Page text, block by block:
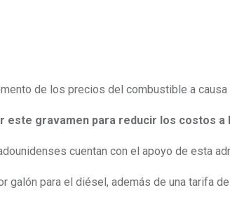
de los precios del combustible a causa
este gravamen para reducir los costos a
cuentan con el apoyo de esta
para el diésel, además de una tarifa